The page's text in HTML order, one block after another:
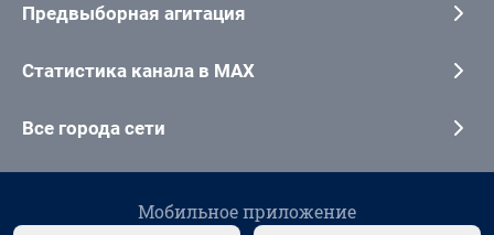
Предвыборная агитация
Статистика канала в MAX
Все города сети
Мобильное приложение